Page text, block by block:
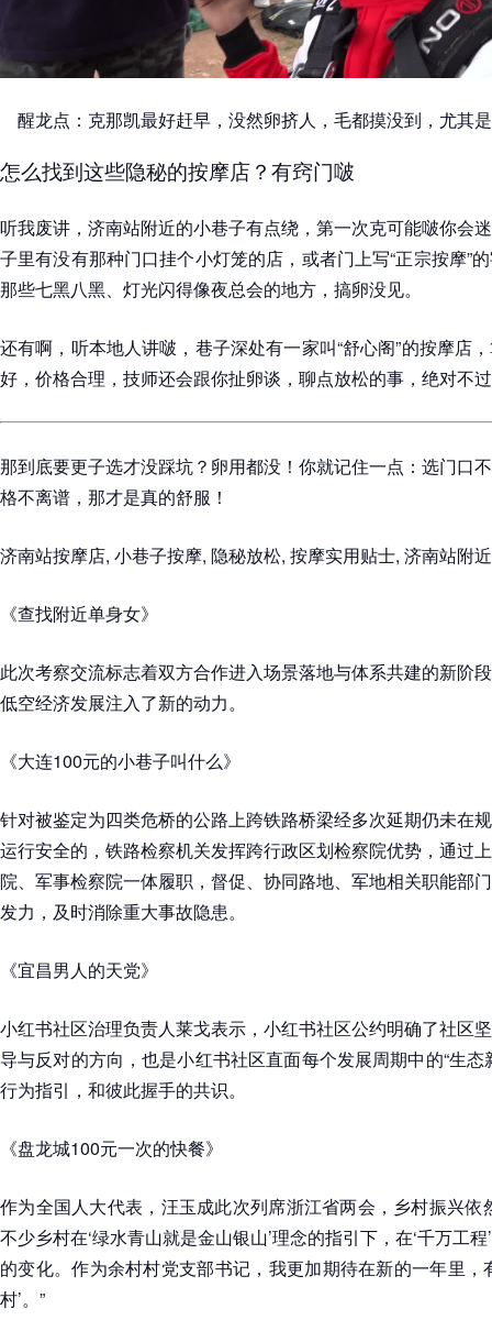
醒龙点：克那凯最好赶早，没然卵挤人，毛都摸没到，尤其
怎么找到这些隐秘的按摩店？有窍门啵
听我废讲，济南站附近的小巷子有点绕，第一次克可能啵你会
子里有没有那种门口挂个小灯笼的店，或者门上写“正宗按摩”
那些七黑八黑、灯光闪得像夜总会的地方，搞卵没见。
还有啊，听本地人讲啵，巷子深处有一家叫“舒心阁”的按摩店
好，价格合理，技师还会跟你扯卵谈，聊点放松的事，绝对不
那到底要更子选才没踩坑？卵用都没！你就记住一点：选门口
格不离谱，那才是真的舒服！
济南站按摩店, 小巷子按摩, 隐秘放松, 按摩实用贴士, 济南站附近
《查找附近单身女》
此次考察交流标志着双方合作进入场景落地与体系共建的新阶
低空经济发展注入了新的动力。
《大连100元的小巷子叫什么》
针对被鉴定为四类危桥的公路上跨铁路桥梁经多次延期仍未在
运行安全的，铁路检察机关发挥跨行政区划检察院优势，通过
院、军事检察院一体履职，督促、协同路地、军地相关职能部
发力，及时消除重大事故隐患。
《宜昌男人的天党》
小红书社区治理负责人莱戈表示，小红书社区公约明确了社区
导与反对的方向，也是小红书社区直面每个发展周期中的“生
行为指引，和彼此握手的共识。
《盘龙城100元一次的快餐》
作为全国人大代表，汪玉成此次列席浙江省两会，乡村振兴依
不少乡村在‘绿水青山就是金山银山’理念的指引下，在‘千万工
的变化。作为余村村党支部书记，我更加期待在新的一年里，
村’。”